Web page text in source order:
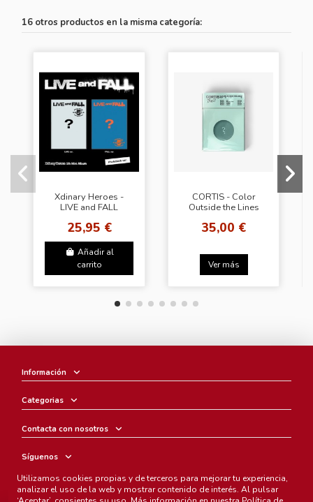
16 otros productos en la misma categoría:
Xdinary Heroes -
LIVE and FALL
25,95 €
Añadir al
carrito
CORTIS - Color
Outside the Lines
35,00 €
Ver más
Información
Categorias
Contacta con nosotros
Síguenos
Boletín
Utilizamos cookies propias y de terceros para mejorar tu experiencia,
analizar el uso de la web y mostrar contenido de interés. Al pulsar